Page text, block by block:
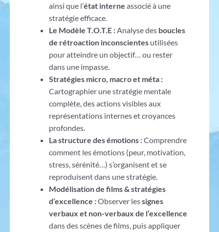
ainsi que l’état interne associé à une
stratégie efficace.
Le Modèle T.O.T.E :Analyse des boucles
de rétroaction inconscientesutilisées
pour atteindre un objectif… ou rester
dans une impasse.
Stratégies micro, macro et méta :
Cartographier une stratégie mentale
complète, des actions visibles aux
représentations internes et croyances
profondes.
La structure des émotions :Comprendre
comment les émotions (peur, motivation,
stress, sérénité…) s’organisent et se
reproduisent dans une stratégie.
Modélisation de films & stratégies
d’excellence :Observer lessignes
verbaux et non-verbaux de l’excellence
dans des scènes de films, puis appliquer